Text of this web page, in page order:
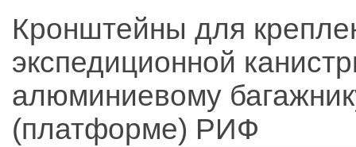
Кронштейны для
экспедиционной
алюминиевому
(платформе) РИФ